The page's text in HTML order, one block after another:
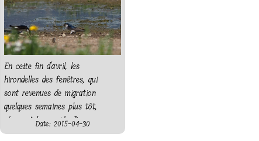
En cette fin d'avril, les
hirondelles des fenêtres, qui
sont revenues de migration
quelques semaines plus tôt,
réparent leurs nids. Pour ce
faire, elles récoltent de la
Date: 2015-04-30